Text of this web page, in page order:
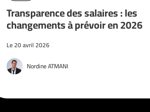
Transparence des salaires : les
changements à prévoir en 2026
Le 20 avril 2026
Nordine ATMANI